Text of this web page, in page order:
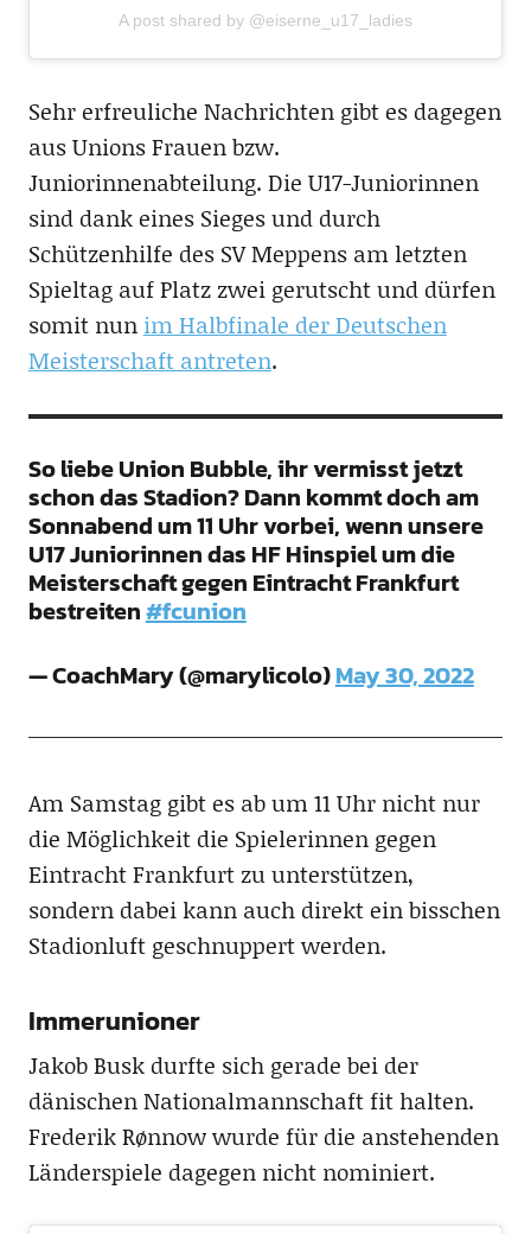
A post shared by @eiserne_u17_ladies
Sehr erfreuliche Nachrichten gibt es dagegen
aus Unions Frauen bzw.
Juniorinnenabteilung. Die U17-Juniorinnen
sind dank eines Sieges und durch
Schützenhilfe des SV Meppens am letzten
Spieltag auf Platz zwei gerutscht und dürfen
somit nun im Halbfinale der Deutschen
Meisterschaft antreten.
So liebe Union Bubble, ihr vermisst jetzt
schon das Stadion? Dann kommt doch am
Sonnabend um 11 Uhr vorbei, wenn unsere
U17 Juniorinnen das HF Hinspiel um die
Meisterschaft gegen Eintracht Frankfurt
bestreiten#fcunion
— CoachMary (@marylicolo)May 30, 2022
Am Samstag gibt es ab um 11 Uhr nicht nur
die Möglichkeit die Spielerinnen gegen
Eintracht Frankfurt zu unterstützen,
sondern dabei kann auch direkt ein bisschen
Stadionluft geschnuppert werden.
Immerunioner
Jakob Busk durfte sich gerade bei der
dänischen Nationalmannschaft fit halten.
Frederik Rønnow wurde für die anstehenden
Länderspiele dagegen nicht nominiert.